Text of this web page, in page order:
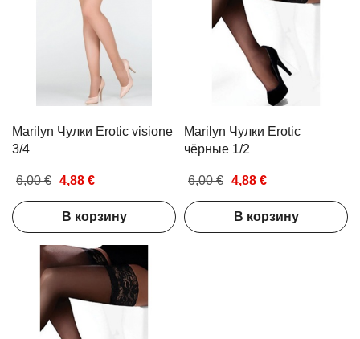
Marilyn Чулки Erotic visione
3/4
6,00 € 4,88 €
В корзину
Marilyn Чулки Erotic
чёрные 1/2
6,00 € 4,88 €
В корзину